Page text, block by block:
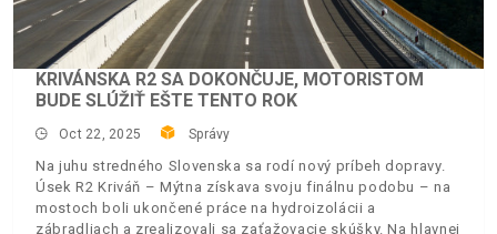
KRIVÁNSKA R2 SA DOKONČUJE, MOTORISTOM
BUDE SLÚŽIŤ EŠTE TENTO ROK
Oct 22, 2025 Správy
Na juhu stredného Slovenska sa rodí nový príbeh dopravy.
Úsek R2 Kriváň – Mýtna získava svoju finálnu podobu – na
mostoch boli ukončené práce na hydroizolácii a
zábradliach a zrealizovali sa zaťažovacie skúšky. Na hlavnej